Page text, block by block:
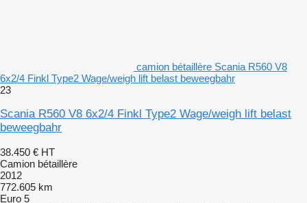
camion bétaillère Scania R560 V8
6x2/4 Finkl Type2 Wage/weigh lift belast beweegbahr
23
Scania R560 V8 6x2/4 Finkl Type2 Wage/weigh lift belast
beweegbahr
38.450 € HT
Camion bétaillère
2012
772.605 km
Euro 5